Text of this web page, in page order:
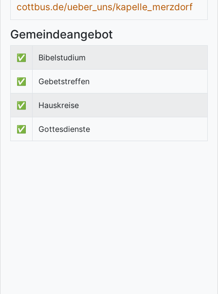
cottbus.de/ueber_uns/kapelle_merzdorf
Gemeindeangebot
✅ Bibelstudium
✅ Gebetstreffen
✅ Hauskreise
✅ Gottesdienste